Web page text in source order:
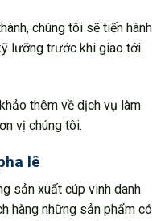
chúng tôi sẽ tiến hành
lưỡng trước khi giao tới
thêm về dịch vụ làm
vị chúng tôi.
lê
sản xuất cúp vinh danh
hàng những sản phẩm có